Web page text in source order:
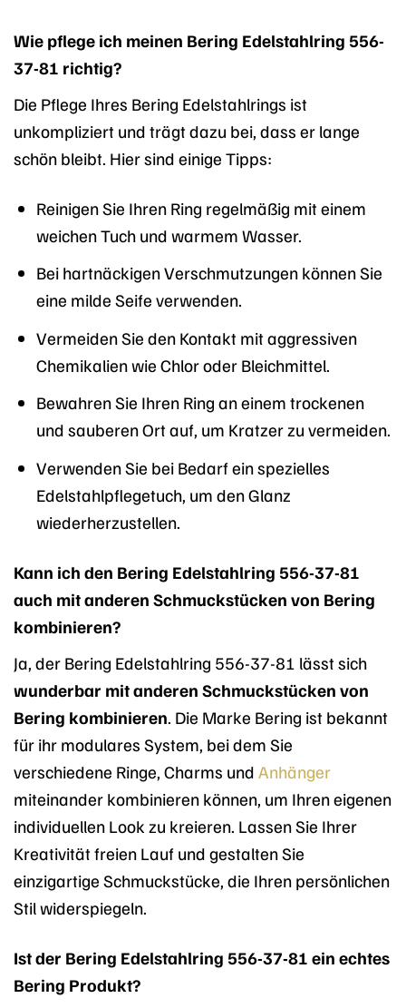
Wie pflege ich meinen Bering Edelstahlring 556-
37-81 richtig?
Die Pflege Ihres Bering Edelstahlrings ist
unkompliziert und trägt dazu bei, dass er lange
schön bleibt. Hier sind einige Tipps:
Reinigen Sie Ihren Ring regelmäßig mit einem
weichen Tuch und warmem Wasser.
Bei hartnäckigen Verschmutzungen können Sie
eine milde Seife verwenden.
Vermeiden Sie den Kontakt mit aggressiven
Chemikalien wie Chlor oder Bleichmittel.
Bewahren Sie Ihren Ring an einem trockenen
und sauberen Ort auf, um Kratzer zu vermeiden.
Verwenden Sie bei Bedarf ein spezielles
Edelstahlpflegetuch, um den Glanz
wiederherzustellen.
Kann ich den Bering Edelstahlring 556-37-81
auch mit anderen Schmuckstücken von Bering
kombinieren?
Ja, der Bering Edelstahlring 556-37-81 lässt sich
wunderbar mit anderen Schmuckstücken von
Bering kombinieren . Die Marke Bering ist bekannt
für ihr modulares System, bei dem Sie
verschiedene Ringe, Charms und Anhänger
miteinander kombinieren können, um Ihren eigenen
individuellen Look zu kreieren. Lassen Sie Ihrer
Kreativität freien Lauf und gestalten Sie
einzigartige Schmuckstücke, die Ihren persönlichen
Stil widerspiegeln.
Ist der Bering Edelstahlring 556-37-81 ein echtes
Bering Produkt?